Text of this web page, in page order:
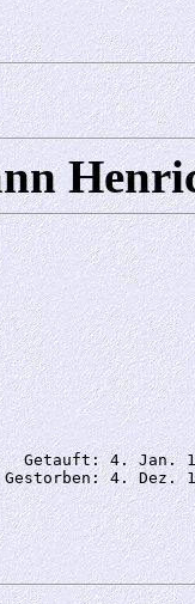
Getauft: 4. Jan.
4. Dez.